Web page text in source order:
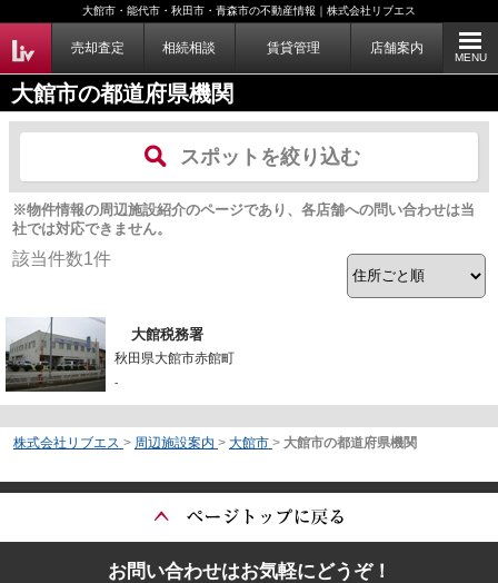
大館市・能代市・秋田市・青森市の不動産情報｜株式会社リブエス
売却査定 相続相談 賃貸管理 店舗案内
MENU
大館市の都道府県機関
スポットを絞り込む
※物件情報の周辺施設紹介のページであり、各店舗への問い合わせは当
社では対応できません。
該当件数1件
大館税務署
秋田県大館市赤館町
-
株式会社リブエス > 周辺施設案内 > 大館市 > 大館市の都道府県機関
お問い合わせはお気軽にどうぞ！